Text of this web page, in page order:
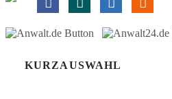
KURZAUSWAHL